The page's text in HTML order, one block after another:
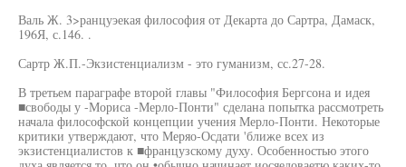
Валь Ж. 3>ранцуэекая философия от Декарта до Сартра, Дамаск,
196Я, с.146. .
Сартр Ж.П.-Экзистенциализм - это гуманизм, сс.27-28.
В третьем параграфе второй главы "Философия Бергсона и идея
■свободы у -Мориса -Мерло-Понти" сделана попытка рассмотреть
начала философской концепции учения Мерло-Понти. Некоторые
критики утверждают, что Меряо-Осдати 'ближе всех из
экзистенциалистов к ■французскому духу. Особенностью этого